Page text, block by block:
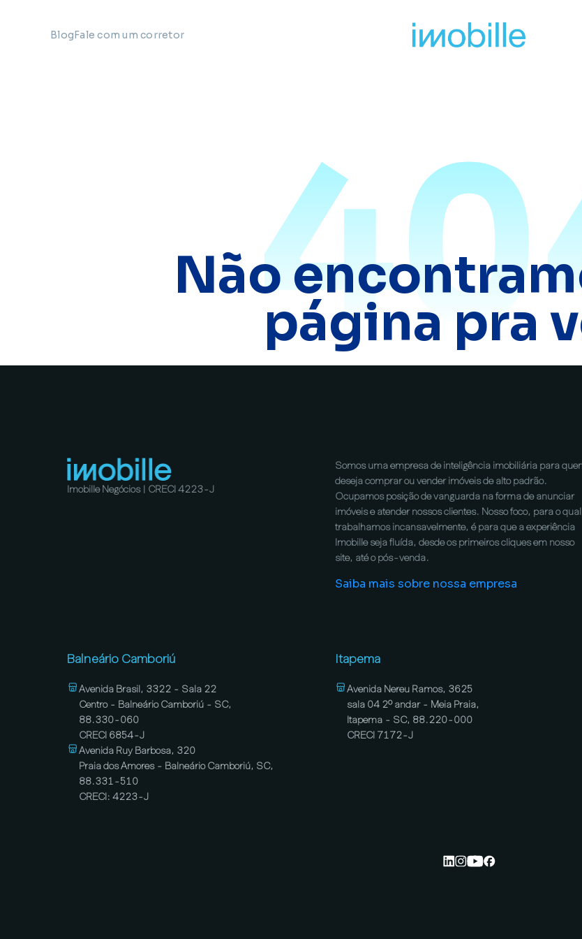
BlogFale com um corretor
Não
página pra
Imobille Negócios | CRECI 4223-J
Somos uma empresa de inteligência imobiliária para
deseja comprar ou vender imóveis de alto padrão.
Ocupamos posição de vanguarda na forma de anunciar
imóveis e atender nossos clientes. Nosso foco, para o qual
trabalhamos incansavelmente, é para que a experiência
Imobille seja fluída, desde os primeiros cliques em nosso
site, até o pós-venda.
Saiba mais sobre nossa empresa
Balneário Camboriú
Avenida Brasil, 3322 - Sala 22
Centro - Balneário Camboriú - SC,
88.330-060
CRECI 6854-J
Avenida Ruy Barbosa, 320
Praia dos Amores - Balneário Camboriú, SC,
88.331-510
CRECI: 4223-J
Itapema
Avenida Nereu Ramos, 3625
sala 04 2º andar - Meia Praia,
Itapema - SC, 88.220-000
CRECI 7172-J